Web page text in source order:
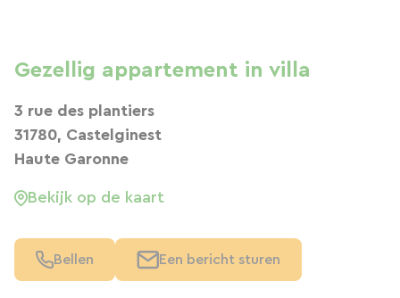
Gezellig appartement in villa
3 rue des plantiers
31780, Castelginest
Haute Garonne
Bekijk op de kaart
Bellen Een bericht sturen